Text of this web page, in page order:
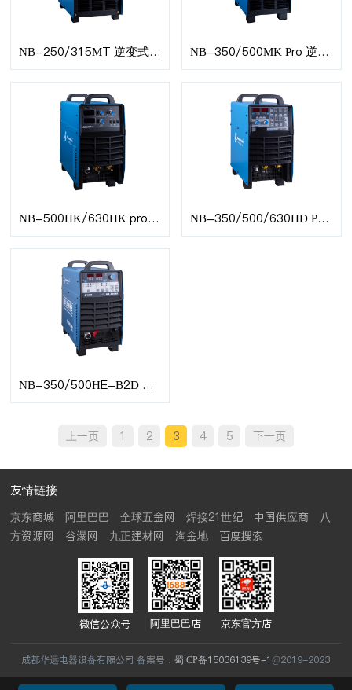
NB-250/315MT 逆变式气体保护焊机 NB-350/500MK Pro 逆变式气体保护焊机
NB-500HK/630HK pro 逆变式气体保护焊机 NB-350/500/630HD Pro 逆变式气体保护焊机
NB-350/500HE-B2D 逆变式气体保护焊机
上一页 1 2 3 4 5 下一页
友情链接
京东商城 阿里巴巴 全球五金网 焊接21世纪 中国供应商
八
方资源网
谷瀑网 九正建材网 淘金地 百度搜索
微信公众号 阿里巴巴店 京东官方店
成都华远电器设备有限公司 备案号：蜀ICP备15036139号-1@2019-2023